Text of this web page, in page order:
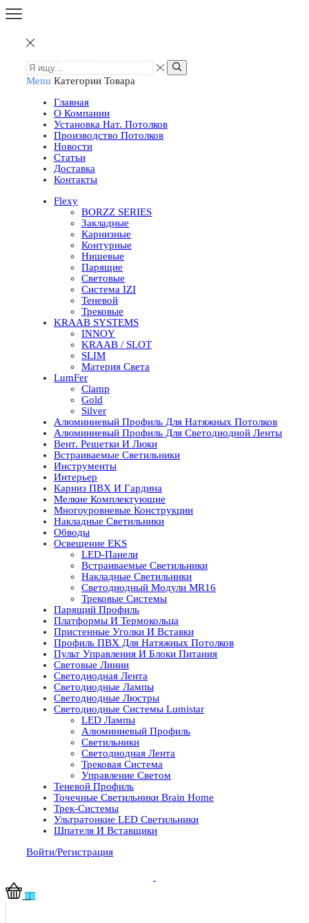
Menu Категории Товара
Главная
О Компании
Установка Нат. Потолков
Производство Потолков
Новости
Статьи
Доставка
Контакты
Flexy
BORZZ SERIES
Закладные
Карнизные
Контурные
Нишевые
Парящие
Световые
Система IZI
Теневой
Трековые
KRAAB SYSTEMS
INNOY
KRAAB / SLOT
SLIM
Материя Света
LumFer
Clamp
Gold
Silver
Алюминиевый Профиль Для Натяжных Потолков
Алюминиевый Профиль Для Светодиодной Ленты
Вент. Решетки И Люки
Встраиваемые Светильники
Инструменты
Интерьер
Карниз ПВХ И Гардина
Мелкие Комплектующие
Многоуровневые Конструкции
Накладные Светильники
Обводы
Освещение EKS
LED-Панели
Встраиваемые Светильники
Накладные Светильники
Светодиодный Модули MR16
Трековые Системы
Парящий Профиль
Платформы И Термокольца
Пристенные Уголки И Вставки
Профиль ПВХ Для Натяжных Потолков
Пульт Управления И Блоки Питания
Световые Линии
Светодиодная Лента
Светодиодные Лампы
Светодиодные Люстры
Светодиодные Системы Lumistar
LED Лампы
Алюминиевый Профиль
Светильники
Светодиодная Лента
Трековая Система
Управление Светом
Теневой Профиль
Точечные Светильники Brain Home
Трек-Системы
Ультратонкие LED Светильники
Шпателя И Вставщики
Войти/Регистрация
0 0